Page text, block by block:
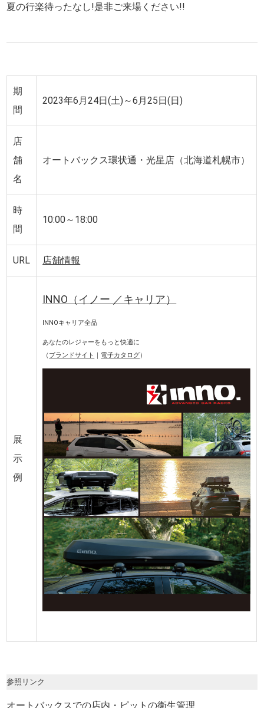
夏の行楽待ったなし!是非ご来場ください!!
期
間
2023年6月24日(土)～6月25日(日)
店
舗
名
オートバックス環状通・光星店（北海道札幌市）
時
間
10:00～18:00
URL 店舗情報
展
示
例
INNO（イノー ／キャリア）
INNOキャリア全品
あなたのレジャーをもっと快適に
（ ブランドサイト ｜ 電子カタログ）
参照リンク
オートバックスでの店内・ピットの衛生管理